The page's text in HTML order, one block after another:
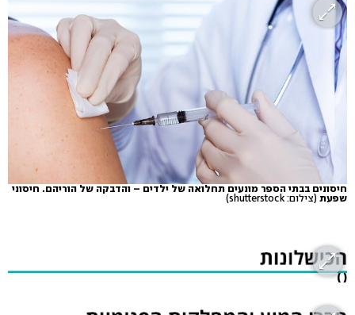
חיסונים בבתי הספר מונעים תחלואה של ילדים – והדבקה של הוריהם. חיסוני
שפעת (צילום: shutterstock)
( )